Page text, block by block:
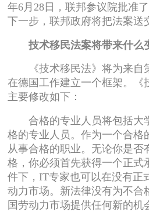
年6月28日，联邦参议院批准
下一步，联邦政府将把法案送
技术移民法案将带来什么
《技术移民法》将为来自
在德国工作建立一个框架。《
主要修改如下：
合格的专业人员将包括大
格的专业人员。作为一个合格
从事合格的职业。无论你是否
格，你必须首先获得一个正式
件下，IT专家也可以在没有正
动力市场。新法律没有为不合
国劳动力市场提供任何新的机